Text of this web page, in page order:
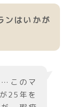
ンはいかが
このマ
25年を